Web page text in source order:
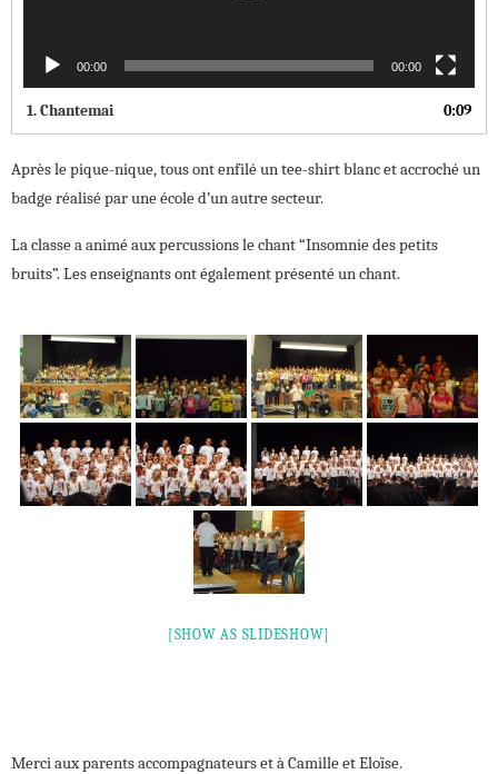
00:00 00:00
1.Chantemai 0:09
Après le pique-nique, tous ont enfilé un tee-shirt blanc et accroché un
badge réalisé par une école d’un autre secteur.
La classe a animé aux percussions le chant “Insomnie des petits
bruits”. Les enseignants ont également présenté un chant.
[SHOW AS SLIDESHOW]
Merci aux parents accompagnateurs et à Camille et Eloïse.